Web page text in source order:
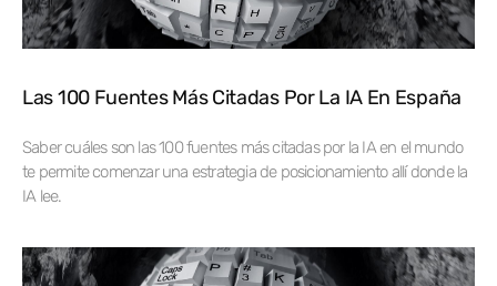
Las 100 Fuentes Más Citadas Por La IA En España
Saber cuáles son las 100 fuentes más citadas por la IA en el mundo
te permite comenzar una estrategia de posicionamiento allí donde la
IA lee.